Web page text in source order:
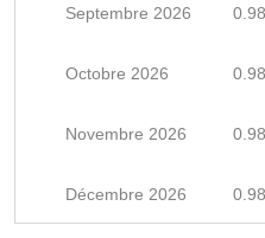
Septembre 2026
Octobre 2026
Novembre 2026
Décembre 2026